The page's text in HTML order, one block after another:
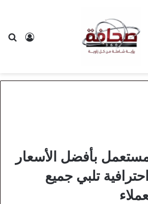
بأفضل الأسعار
تلبي جميع